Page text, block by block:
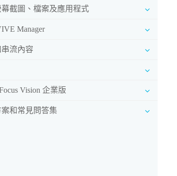
幕截圖、檔案及應用程式
Manager
流內容
Vision 企業版
和常見問答集